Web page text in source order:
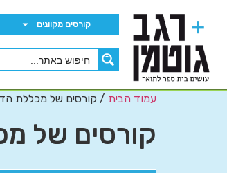
קורסים מקוונים
עמוד הבית / קורסים של מכללת
קורסים של